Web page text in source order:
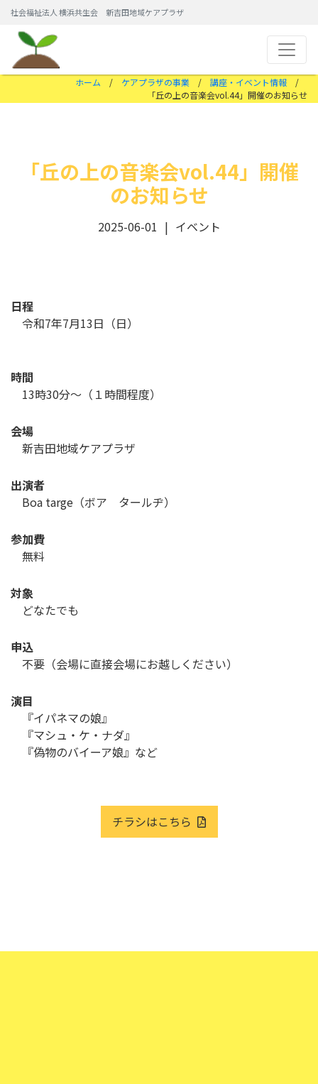
社会福祉法人 横浜共生会 新吉田地域ケアプラザ
ホーム / ケアプラザの事業 / 講座・イベント情報 /
「丘の上の音楽会vol.44」開催のお知らせ
「丘の上の音楽会vol.44」開催
のお知らせ
2025-06-01 イベント
日程
令和7年7月13日（日）
時間
13時30分～（１時間程度）
会場
新吉田地域ケアプラザ
出演者
Boa targe（ボア タールヂ）
参加費
無料
対象
どなたでも
申込
不要（会場に直接会場にお越しください）
演目
『イパネマの娘』
『マシュ・ケ・ナダ』
『偽物のバイーア娘』など
チラシはこちら